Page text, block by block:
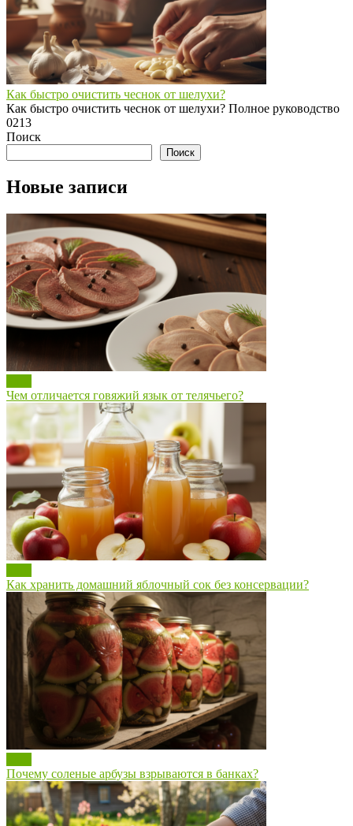
Как быстро очистить чеснок от шелухи?
Как быстро очистить чеснок от шелухи? Полное руководство
0213
Поиск
Поиск
Новые записи
Чем отличается говяжий язык от телячьего?
Как хранить домашний яблочный сок без консервации?
Почему соленые арбузы взрываются в банках?